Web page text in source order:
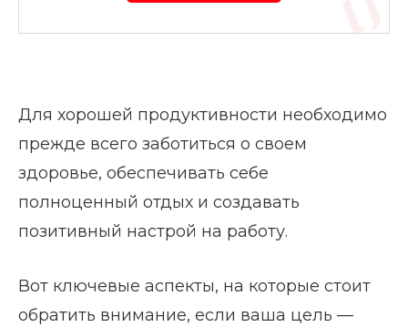
Для хорошей продуктивности необходимо
прежде всего заботиться о своем
здоровье, обеспечивать себе
полноценный отдых и создавать
позитивный настрой на работу.
Вот ключевые аспекты, на которые стоит
обратить внимание, если ваша цель —